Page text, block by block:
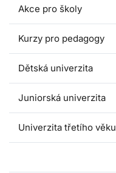
Akce pro školy
Kurzy pro pedagogy
Dětská univerzita
Juniorská univerzita
Univerzita třetího věku